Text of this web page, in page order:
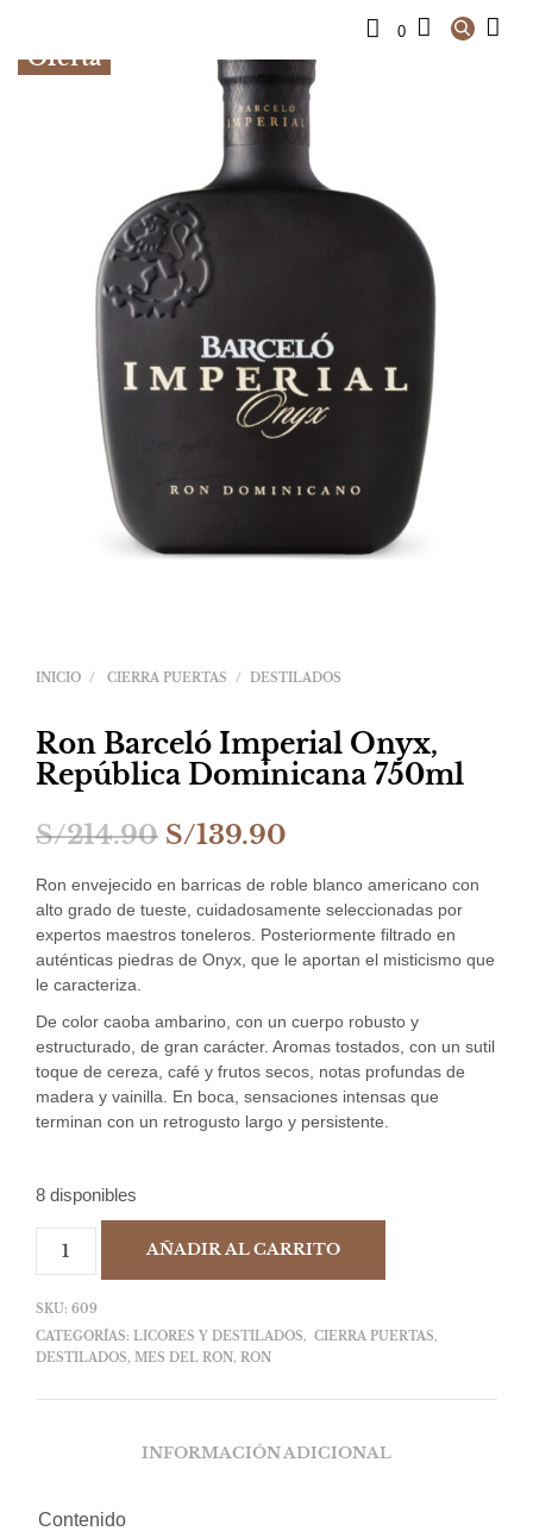
0
Oferta
INICIO / CIERRA PUERTAS / DESTILADOS
Ron Barceló Imperial Onyx,
República Dominicana 750ml
S/214.90 El
precio
original
era:
S/139.90
precio
actual
es:
Ron envejecido en barricas de roble blanco americano con
alto grado de tueste, cuidadosamente seleccionadas por
expertos maestros toneleros. Posteriormente filtrado en
auténticas piedras de Onyx, que le aportan el misticismo que
le caracteriza.
De color caoba ambarino, con un cuerpo robusto y
estructurado, de gran carácter. Aromas tostados, con un sutil
toque de cereza, café y frutos secos, notas profundas de
madera y vainilla. En boca, sensaciones intensas que
terminan con un retrogusto largo y persistente.
8 disponibles
AÑADIR AL CARRITO
SKU: 609
CATEGORÍAS: LICORES Y DESTILADOS, CIERRA PUERTAS,
DESTILADOS, MES DEL RON, RON
INFORMACIÓN ADICIONAL
Contenido